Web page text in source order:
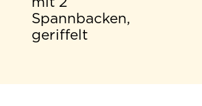
Spannbacken,
geriffelt